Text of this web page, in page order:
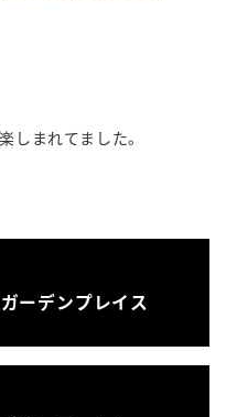
しまれてました。
ーデンプレイス